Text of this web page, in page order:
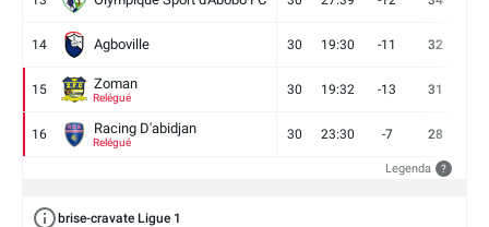
14 Agboville 30 19:30 -11 32
15 Zoman
Relégué
30 19:32 -13 31
16 Racing D'abidjan
Relégué
30 23:30 -7 28
Legenda ?
brise-cravate Ligue 1